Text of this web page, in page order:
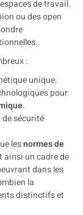
de travail.
ou des open
:
unique.
pour
.
de sécurité
lesnormes de
ainsi un cadre de
dans les
la
distinctifs et